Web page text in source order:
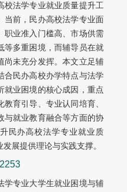
校法学专业就业质量提升工
当前，民办高校法学专业面
职业准入门槛高、市场供需
等多重困境，而辅导员在就
尚未充分发挥。本文立足辅
合民办高校办学特点与法学
就业困境的核心成因，重点
育引导、专业认同培育、
与就业教育融合等方面的协
民办高校法学专业就业质
展提供理论与实践支撑。
学专业大学生就业困境与辅